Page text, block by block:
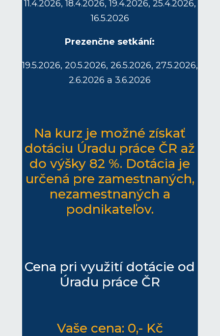
11.4.2026, 18.4.2026, 19.4.2026, 25.4.2026,
16.5.2026
Prezenčne setkání:
19.5.2026, 20.5.2026, 26.5.2026, 27.5.2026,
2.6.2026 a 3.6.2026
Na kurz je možné získať
dotáciu Úradu práce ČR až
do výšky 82 %. Dotácia je
určená pre zamestnaných,
nezamestnaných a
podnikateľov.
Cena pri využití dotácie od
Úradu práce ČR
Vaše cena: 0,- Kč